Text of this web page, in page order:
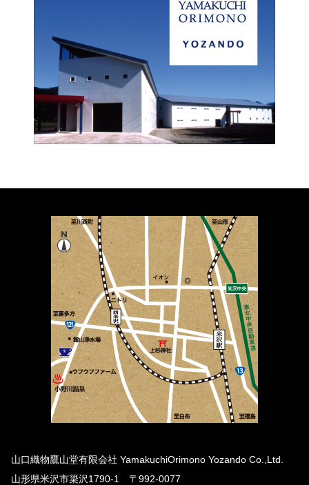
山口織物鷹山堂有限会社 YamakuchiOrimono Yozando Co.,Ltd.
山形県米沢市簗沢1790-1 〒992-0077